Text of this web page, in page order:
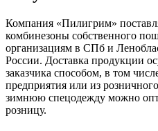
Компания «Пилигрим»
комбинезоны собственного
организациям в СПб и
России. Доставка продукции
заказчика способом, в том
предприятия или из
зимнюю спецодежду можно
розницу.